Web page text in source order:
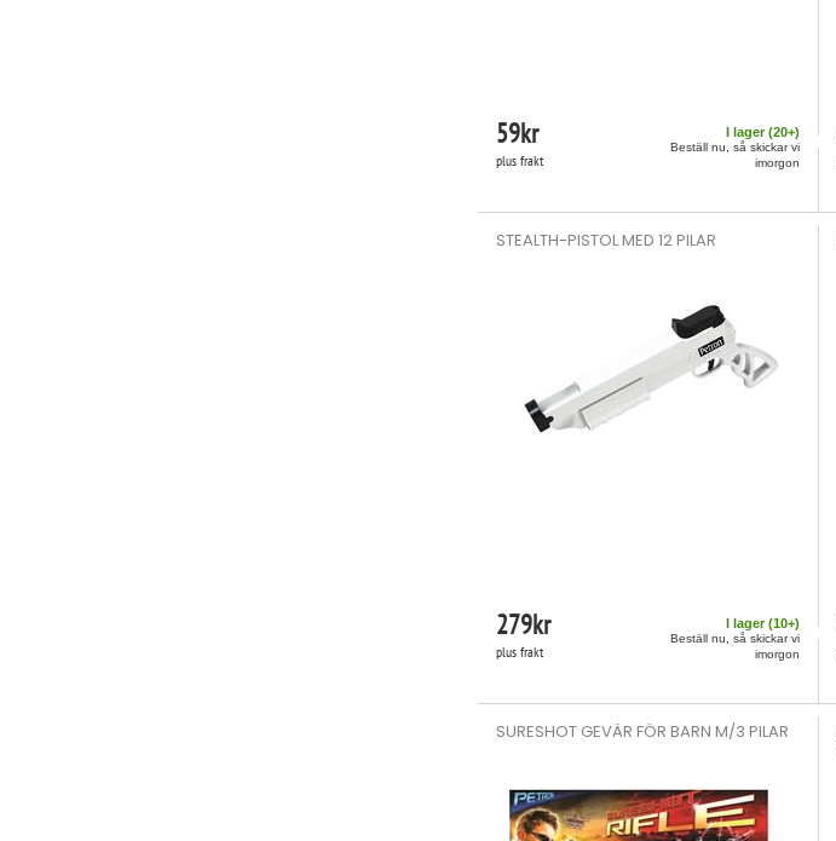
59kr
plus frakt
I lager (20+)
Beställ nu, så skickar vi
imorgon
STEALTH-PISTOL MED 12 PILAR
279kr
plus frakt
I lager (10+)
Beställ nu, så skickar vi
imorgon
SURESHOT GEVÄR FÖR BARN M/3 PILAR